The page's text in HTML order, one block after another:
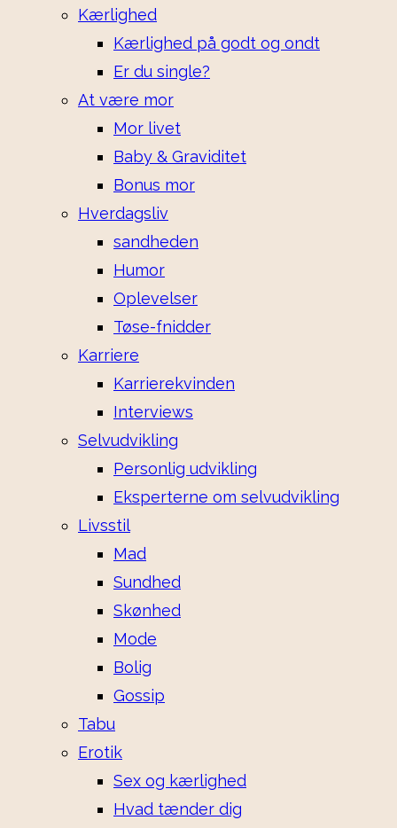
Kærlighed
Kærlighed på godt og ondt
Er du single?
At være mor
Mor livet
Baby & Graviditet
Bonus mor
Hverdagsliv
sandheden
Humor
Oplevelser
Tøse-fnidder
Karriere
Karrierekvinden
Interviews
Selvudvikling
Personlig udvikling
Eksperterne om selvudvikling
Livsstil
Mad
Sundhed
Skønhed
Mode
Bolig
Gossip
Tabu
Erotik
Sex og kærlighed
Hvad tænder dig